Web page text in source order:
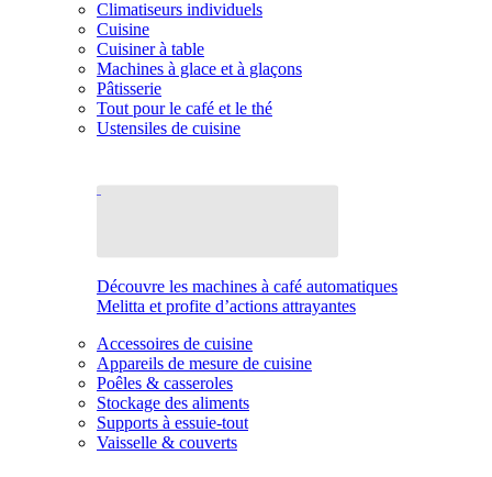
Climatiseurs individuels
Cuisine
Cuisiner à table
Machines à glace et à glaçons
Pâtisserie
Tout pour le café et le thé
Ustensiles de cuisine
Découvre les machines à café automatiques
Melitta et profite d’actions attrayantes
Accessoires de cuisine
Appareils de mesure de cuisine
Poêles & casseroles
Stockage des aliments
Supports à essuie-tout
Vaisselle & couverts